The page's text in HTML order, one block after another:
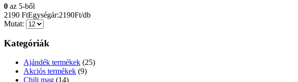
0 az 5-ből
2190 FtEgységár:2190Ft/db
Mutat:
Kategóriák
Ajándék termékek (25)
Akciós termékek (9)
Chili mag (14)